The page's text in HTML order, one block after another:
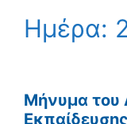
Ημέρα:
Μήνυμα του